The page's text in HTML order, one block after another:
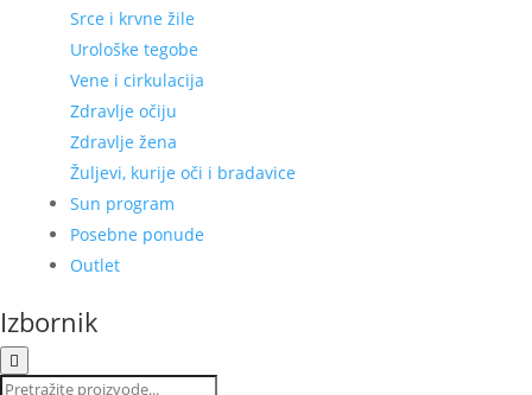
Srce i krvne žile
Urološke tegobe
Vene i cirkulacija
Zdravlje očiju
Zdravlje žena
Žuljevi, kurije oči i bradavice
Sun program
Posebne ponude
Outlet
Izbornik